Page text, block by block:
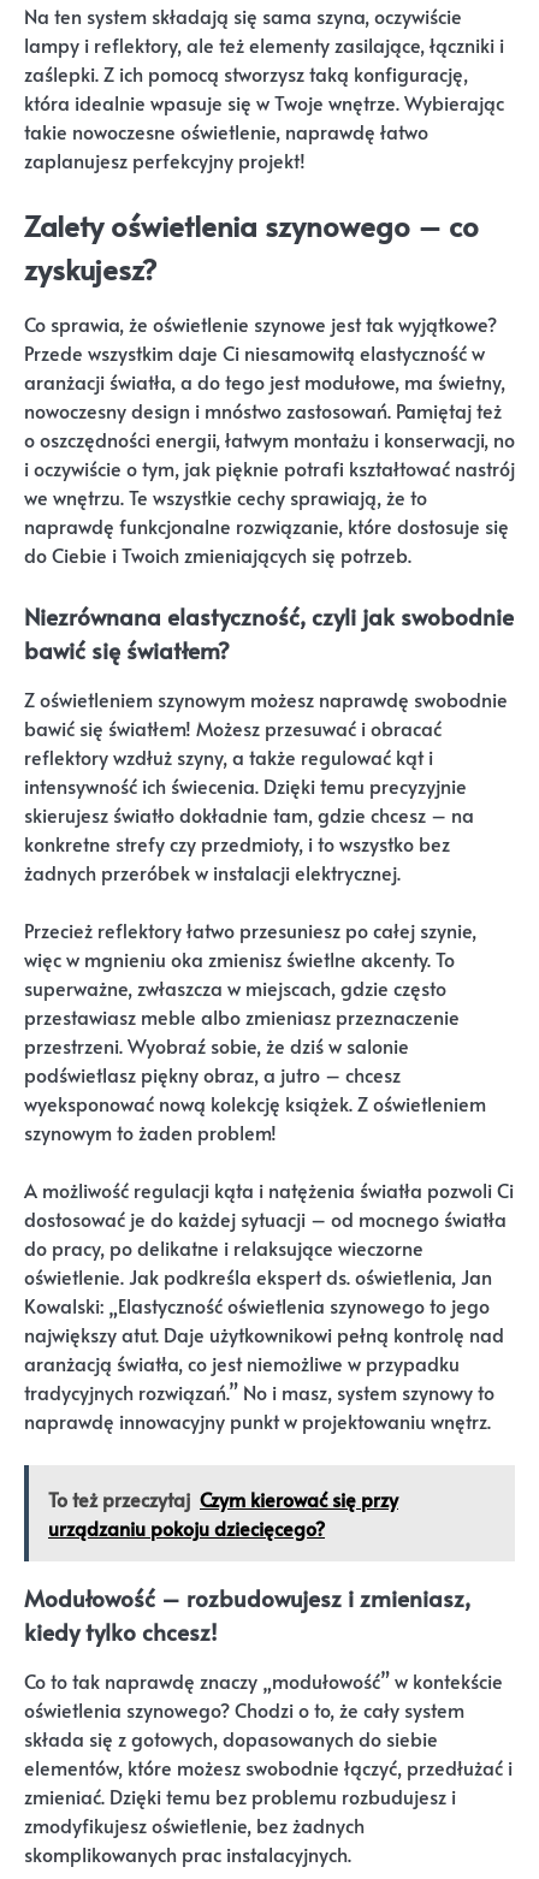
Na ten system składają się sama szyna, oczywiście
lampy i reflektory, ale też elementy zasilające, łączniki i
zaślepki. Z ich pomocą stworzysz taką konfigurację,
która idealnie wpasuje się w Twoje wnętrze. Wybierając
takie nowoczesne oświetlenie, naprawdę łatwo
zaplanujesz perfekcyjny projekt!
Zalety oświetlenia szynowego – co
zyskujesz?
Co sprawia, że oświetlenie szynowe jest tak wyjątkowe?
Przede wszystkim daje Ci niesamowitą elastyczność w
aranżacji światła, a do tego jest modułowe, ma świetny,
nowoczesny design i mnóstwo zastosowań. Pamiętaj też
o oszczędności energii, łatwym montażu i konserwacji, no
i oczywiście o tym, jak pięknie potrafi kształtować nastrój
we wnętrzu. Te wszystkie cechy sprawiają, że to
naprawdę funkcjonalne rozwiązanie, które dostosuje się
do Ciebie i Twoich zmieniających się potrzeb.
Niezrównana elastyczność, czyli jak swobodnie
bawić się światłem?
Z oświetleniem szynowym możesz naprawdę swobodnie
bawić się światłem! Możesz przesuwać i obracać
reflektory wzdłuż szyny, a także regulować kąt i
intensywność ich świecenia. Dzięki temu precyzyjnie
skierujesz światło dokładnie tam, gdzie chcesz – na
konkretne strefy czy przedmioty, i to wszystko bez
żadnych przeróbek w instalacji elektrycznej.
Przecież reflektory łatwo przesuniesz po całej szynie,
więc w mgnieniu oka zmienisz świetlne akcenty. To
superważne, zwłaszcza w miejscach, gdzie często
przestawiasz meble albo zmieniasz przeznaczenie
przestrzeni. Wyobraź sobie, że dziś w salonie
podświetlasz piękny obraz, a jutro – chcesz
wyeksponować nową kolekcję książek. Z oświetleniem
szynowym to żaden problem!
A możliwość regulacji kąta i natężenia światła pozwoli Ci
dostosować je do każdej sytuacji – od mocnego światła
do pracy, po delikatne i relaksujące wieczorne
oświetlenie. Jak podkreśla ekspert ds. oświetlenia, Jan
Kowalski: „Elastyczność oświetlenia szynowego to jego
największy atut. Daje użytkownikowi pełną kontrolę nad
aranżacją światła, co jest niemożliwe w przypadku
tradycyjnych rozwiązań.” No i masz, system szynowy to
naprawdę innowacyjny punkt w projektowaniu wnętrz.
To też przeczytaj Czym kierować się przy
urządzaniu pokoju dziecięcego?
Modułowość – rozbudowujesz i zmieniasz,
kiedy tylko chcesz!
Co to tak naprawdę znaczy „modułowość” w kontekście
oświetlenia szynowego? Chodzi o to, że cały system
składa się z gotowych, dopasowanych do siebie
elementów, które możesz swobodnie łączyć, przedłużać i
zmieniać. Dzięki temu bez problemu rozbudujesz i
zmodyfikujesz oświetlenie, bez żadnych
skomplikowanych prac instalacyjnych.